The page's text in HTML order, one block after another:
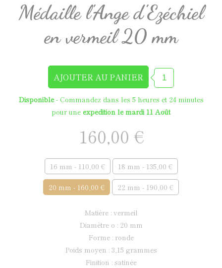
Médaille l'Ange d'Ezéchiel
en vermeil 20 mm
Disponible- Commandez dans les 5 heures et 24 minutes
pour une expédition le mardi 11 Août
160,00 €
16 mm - 110,00 € 18 mm - 135,00 €
20 mm - 160,00 € 22 mm - 190,00 €
matière : vermeil
diamètre ø : 20 mm
forme : ronde
poids moyen : 3,15 grammes
finition : satinée